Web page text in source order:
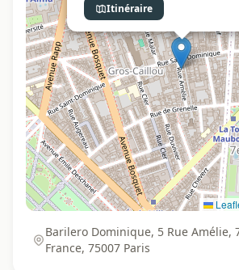
Itinéraire
Barilero Dominique, 5 Rue Amélie,
France, 75007 Paris